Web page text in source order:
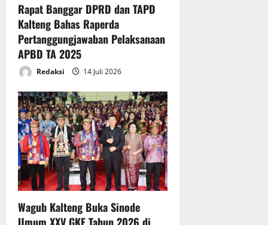
Rapat Banggar DPRD dan TAPD
Kalteng Bahas Raperda
Pertanggungjawaban Pelaksanaan
APBD TA 2025
Redaksi 14 Juli 2026
Wagub Kalteng Buka Sinode